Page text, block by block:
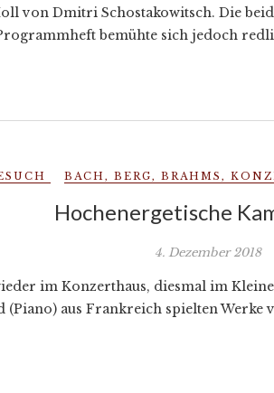
von Dmitri Schostakowitsch. Die
bemühte sich jedoch
BACH, BERG, BRAHMS ,
Hochenergetische
4. Dezember 2018
im Konzerthaus, diesmal im
aus Frankreich spielten Werke